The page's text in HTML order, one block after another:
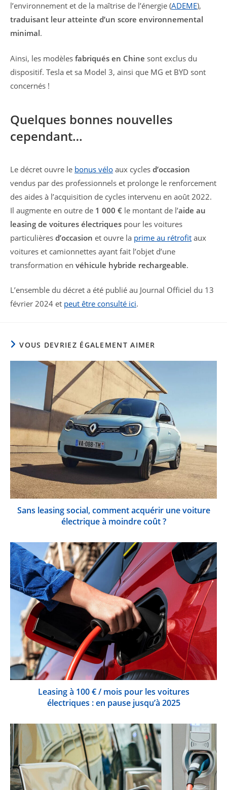
l’environnement et de la maîtrise de l’énergie (ADEME),
traduisant leur atteinte d’un score environnemental
minimal.
Ainsi, les modèles fabriqués en Chine sont exclus du
dispositif. Tesla et sa Model 3, ainsi que MG et BYD sont
concernés !
Quelques bonnes nouvelles
cependant…
Le décret ouvre le bonus vélo aux cycles d’occasion
vendus par des professionnels et prolonge le renforcement
des aides à l’acquisition de cycles intervenu en août 2022.
Il augmente en outre de 1 000 € le montant de l’aide au
leasing de voitures électriques pour les voitures
particulières d’occasion et ouvre la prime au rétrofit aux
voitures et camionnettes ayant fait l’objet d’une
transformation en véhicule hybride rechargeable.
L’ensemble du décret a été publié au Journal Officiel du 13
février 2024 et peut être consulté ici.
VOUS DEVRIEZ ÉGALEMENT AIMER
Sans leasing social, comment acquérir une voiture
électrique à moindre coût ?
Leasing à 100 € / mois pour les voitures
électriques : en pause jusqu’à 2025